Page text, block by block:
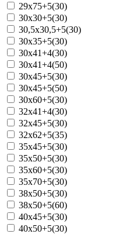
29x75+5(30)
30x30+5(30)
30,5x30,5+5(30)
30x35+5(30)
30x41+4(30)
30x41+4(50)
30x45+5(30)
30x45+5(50)
30x60+5(30)
32x41+4(30)
32x45+5(30)
32x62+5(35)
35x45+5(30)
35x50+5(30)
35x60+5(30)
35x70+5(30)
38x50+5(30)
38x50+5(60)
40x45+5(30)
40x50+5(30)